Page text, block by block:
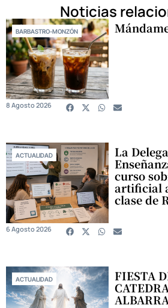
Noticias
BARBASTRO-MONZÓN
8 Agosto 2026
ACTUALIDAD La
curso
artificial
clase de
6 Agosto 2026
ACTUALIDAD FIESTA